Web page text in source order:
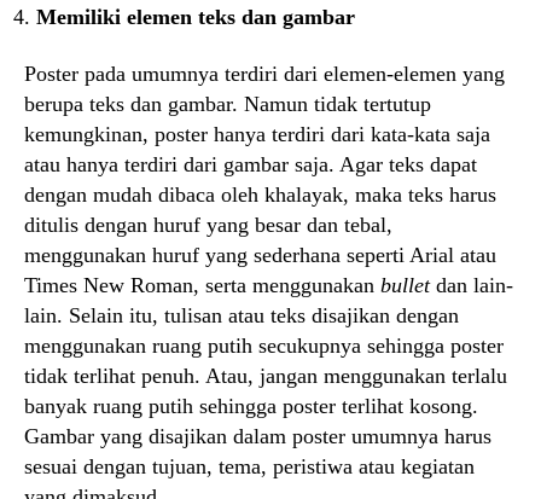
Memiliki elemen teks dan gambar
Poster pada umumnya terdiri dari elemen-elemen yang
berupa teks dan gambar. Namun tidak tertutup
kemungkinan, poster hanya terdiri dari kata-kata saja
atau hanya terdiri dari gambar saja. Agar teks dapat
dengan mudah dibaca oleh khalayak, maka teks harus
ditulis dengan huruf yang besar dan tebal,
menggunakan huruf yang sederhana seperti Arial atau
Times New Roman, serta menggunakan bullet dan lain-
lain. Selain itu, tulisan atau teks disajikan dengan
menggunakan ruang putih secukupnya sehingga poster
tidak terlihat penuh. Atau, jangan menggunakan terlalu
banyak ruang putih sehingga poster terlihat kosong.
Gambar yang disajikan dalam poster umumnya harus
sesuai dengan tujuan, tema, peristiwa atau kegiatan